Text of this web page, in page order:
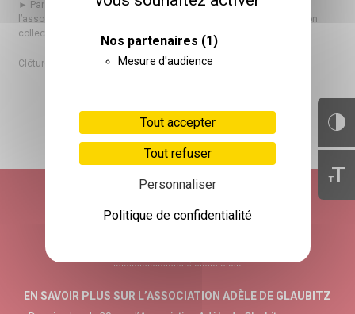
Nos partenaires (1)
Mesure d'audience
Tout accepter
Tout refuser
Personnaliser
Politique de confidentialité
TT
► Par mail si vous optez pour le virement bancaire directement à
l’association Vue (d’) ensemble (n’oubliez pas de préciser inscription
collective Braille) à jung-hess.siteneuhof@glaubitz.fr
Clôture des inscriptions vendredi 4 octobre
RETOUR HAUT DE PAGE
EN SAVOIR PLUS SUR L’ASSOCIATION ADÈLE DE GLAUBITZ